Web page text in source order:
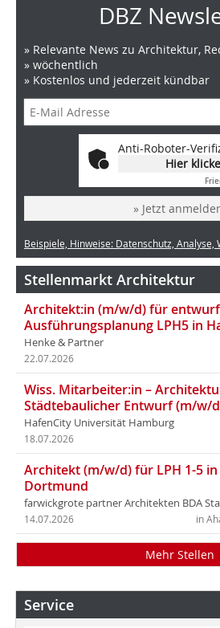
DBZ
» Relevante News zu Architektur,
» wöchentlich
» Kostenlos und jederzeit kündbar
Anti-Roboter-
Hier
» Jetzt
Beispiele, Hinweise: Datenschutz, Analyse,
Stellenmarkt Architektur
Architekt:in (m/w/d) für
Ausführungsplanung LPH5 in
Henke & Partner
22.07.2026
Wiss. Mitarbeiter:in –
Städtebaulicher Entwurf (m/w/
HafenCity Universität Hamburg
18.07.2026
Architekt (m/w/d) für LPH 1-5
Dortmund
farwickgrote partner Architekten BDA
in
14.07.2026
Mehr Stellen
Service